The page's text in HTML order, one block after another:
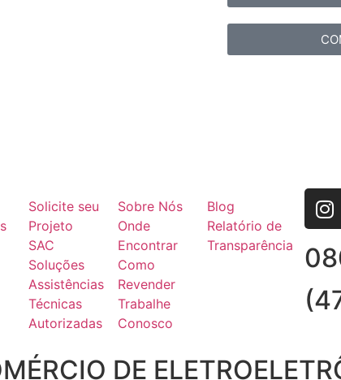
Solicite seu
Projeto
SAC
Soluções
Assistências
Técnicas
Autorizadas
Sobre Nós
Onde
Encontrar
Como
Revender
Trabalhe
Conosco
Blog
Relatório de
Transparência
DE